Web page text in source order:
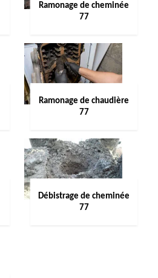
Ramonage de cheminée
77
Ramonage de chaudière
77
Débistrage de cheminée
77